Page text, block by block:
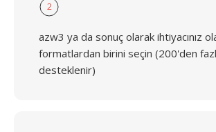
2
azw3 ya da sonuç olarak ihtiyacınız
formatlardan birini seçin (200'den
desteklenir)